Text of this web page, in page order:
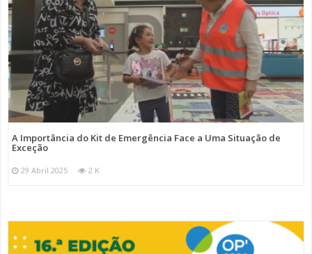
A Importância do Kit de Emergência Face a Uma Situação de
Exceção
29 Abril 2025 2 K